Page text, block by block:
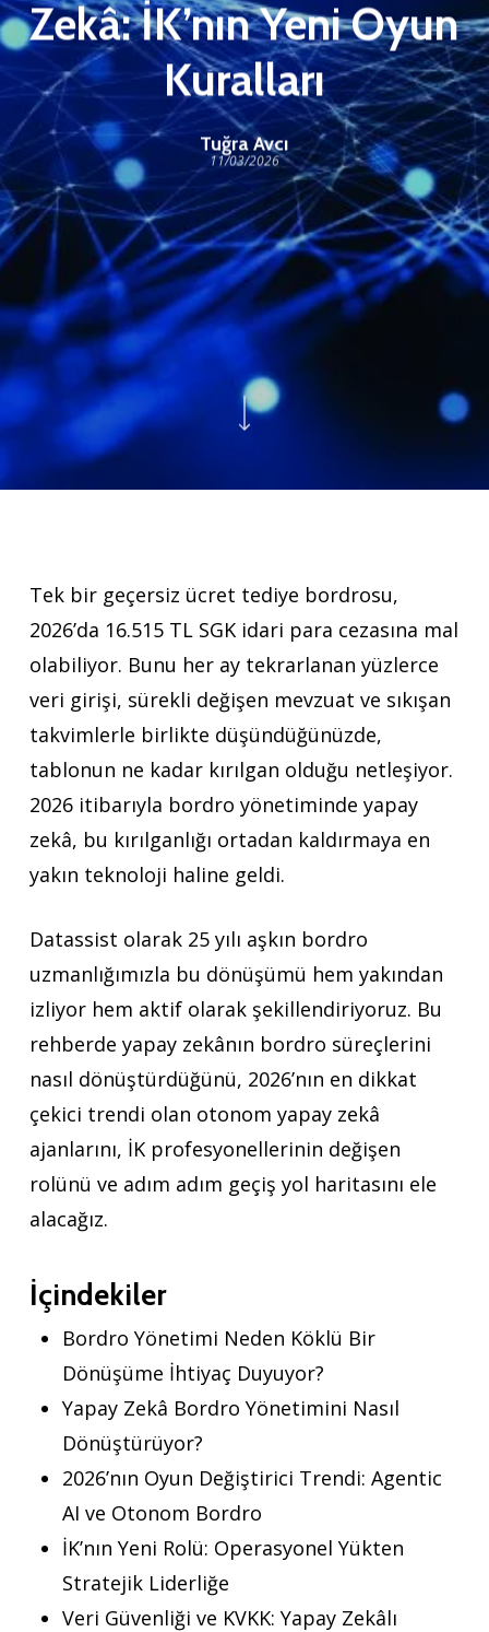
Zekâ: İK’nın Yeni Oyun
Kuralları
Tuğra Avcı
11/03/2026
Tek bir geçersiz ücret tediye bordrosu,
2026’da 16.515 TL SGK idari para cezasına mal
olabiliyor. Bunu her ay tekrarlanan yüzlerce
veri girişi, sürekli değişen mevzuat ve sıkışan
takvimlerle birlikte düşündüğünüzde,
tablonun ne kadar kırılgan olduğu netleşiyor.
2026 itibarıyla bordro yönetiminde yapay
zekâ, bu kırılganlığı ortadan kaldırmaya en
yakın teknoloji haline geldi.
Datassist olarak 25 yılı aşkın bordro
uzmanlığımızla bu dönüşümü hem yakından
izliyor hem aktif olarak şekillendiriyoruz. Bu
rehberde yapay zekânın bordro süreçlerini
nasıl dönüştürdüğünü, 2026’nın en dikkat
çekici trendi olan otonom yapay zekâ
ajanlarını, İK profesyonellerinin değişen
rolünü ve adım adım geçiş yol haritasını ele
alacağız.
İçindekiler
Bordro Yönetimi Neden Köklü Bir
Dönüşüme İhtiyaç Duyuyor?
Yapay Zekâ Bordro Yönetimini Nasıl
Dönüştürüyor?
2026’nın Oyun Değiştirici Trendi: Agentic
AI ve Otonom Bordro
İK’nın Yeni Rolü: Operasyonel Yükten
Stratejik Liderliğe
Veri Güvenliği ve KVKK: Yapay Zekâlı